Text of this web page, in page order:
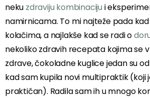
neku zdraviju kombinaciju i
namirnicama. To mi najteže pada
kolačima, a najlakše kad se radi o
nekoliko zdravih recepata kojima se
zdrave, čokoladne kuglice jedan su
kad sam kupila novi multipraktik (koji
praktičan). Radila sam ih u mnogo